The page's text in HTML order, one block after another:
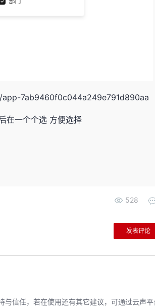
7ab9460f0c044a249e791d890aa
在一个个选 方便选择
528
发表评论
信任，若在使用还有其它建议，可通过云声平